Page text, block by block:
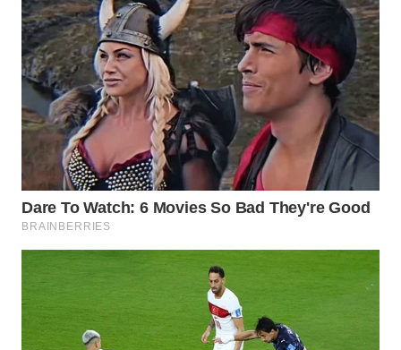
WN
INDRAMAYU
WN
KUNINGAN
WN
MAJALENGKA
WN
SUBANG
SUKABUMI